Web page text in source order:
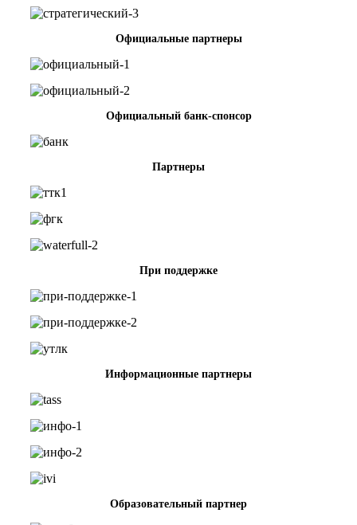
Официальные партнеры
Официальный банк-спонсор
Партнеры
При поддержке
Информационные партнеры
Образовательный партнер